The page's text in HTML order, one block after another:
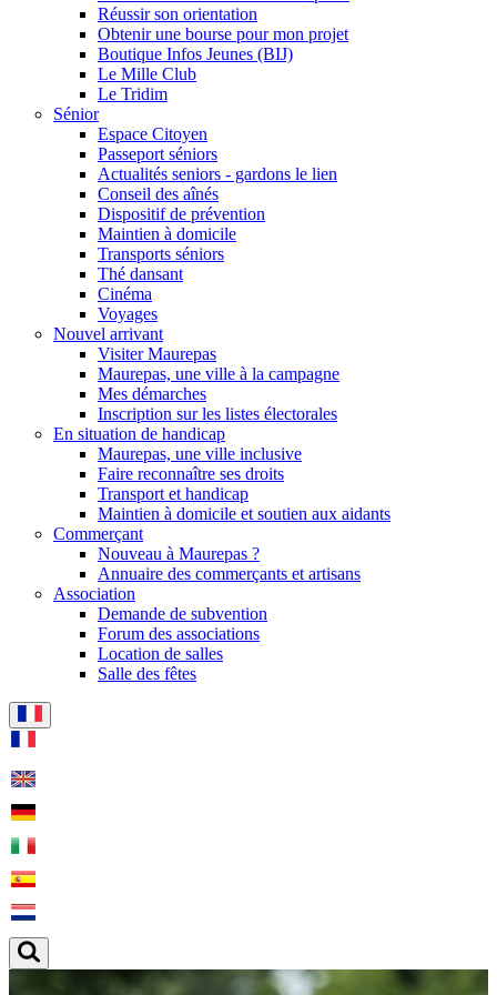
Réussir son orientation
Obtenir une bourse pour mon projet
Boutique Infos Jeunes (BIJ)
Le Mille Club
Le Tridim
Sénior
Espace Citoyen
Passeport séniors
Actualités seniors - gardons le lien
Conseil des aînés
Dispositif de prévention
Maintien à domicile
Transports séniors
Thé dansant
Cinéma
Voyages
Nouvel arrivant
Visiter Maurepas
Maurepas, une ville à la campagne
Mes démarches
Inscription sur les listes électorales
En situation de handicap
Maurepas, une ville inclusive
Faire reconnaître ses droits
Transport et handicap
Maintien à domicile et soutien aux aidants
Commerçant
Nouveau à Maurepas ?
Annuaire des commerçants et artisans
Association
Demande de subvention
Forum des associations
Location de salles
Salle des fêtes